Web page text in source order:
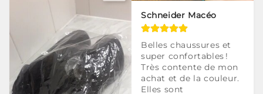
Schneider Macéo
Belles chaussures et
super confortables !
Très contente de mon
achat et de la couleur.
Elles sont